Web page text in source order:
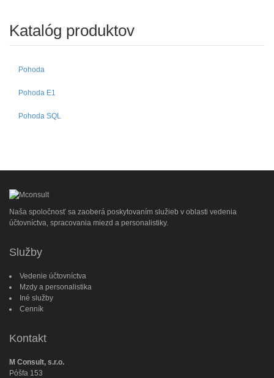
Katalóg produktov
Pohoda
Pohoda E1
Pohoda SQL
Naša spoločnosť sa zaoberá poskytovaním služieb v oblasti vedenia
účtovníctva, spracovania miezd a personalistiky.
Služby
Vedenie účtovníctva
Mzdy a personalistika
Iné služby
Cenník
Kontakt
M Consult, s.r.o.
Póšfa 153